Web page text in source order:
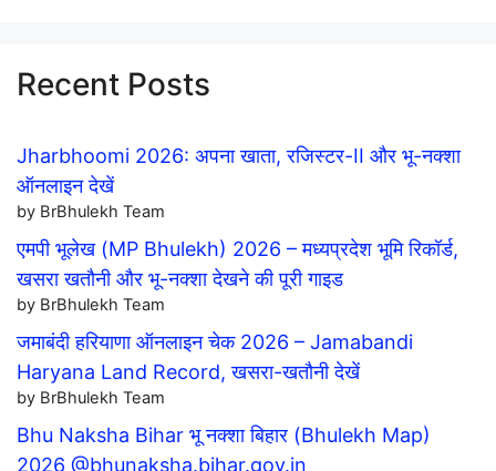
Recent Posts
Jharbhoomi 2026: अपना खाता, रजिस्टर-II और भू-नक्शा
ऑनलाइन देखें
by BrBhulekh Team
एमपी भूलेख (MP Bhulekh) 2026 – मध्यप्रदेश भूमि रिकॉर्ड,
खसरा खतौनी और भू-नक्शा देखने की पूरी गाइड
by BrBhulekh Team
जमाबंदी हरियाणा ऑनलाइन चेक 2026 – Jamabandi
Haryana Land Record, खसरा-खतौनी देखें
by BrBhulekh Team
Bhu Naksha Bihar भू नक्शा बिहार (Bhulekh Map)
2026 @bhunaksha.bihar.gov.in